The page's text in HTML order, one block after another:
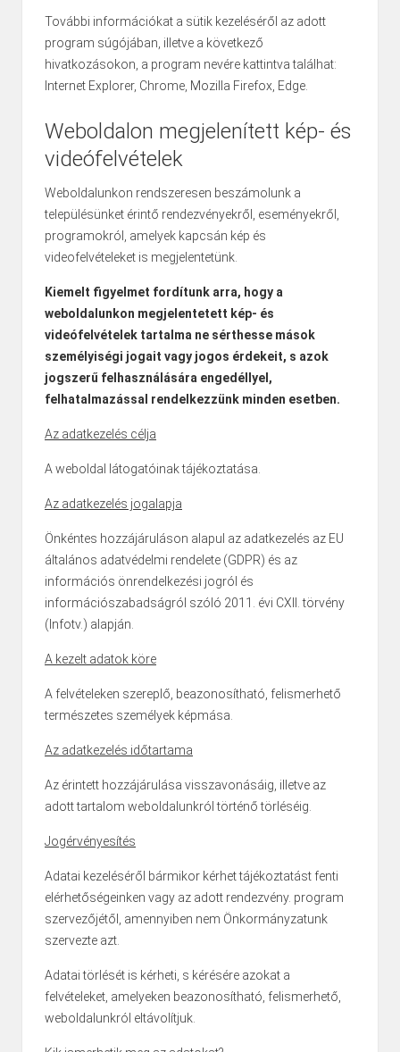
További információkat a sütik kezeléséről az adott
program súgójában, illetve a következő
hivatkozásokon, a program nevére kattintva találhat:
Internet Explorer, Chrome Mozilla Firefox Edge
Weboldalon megjelenített kép- és
videófelvételek
Weboldalunkon rendszeresen beszámolunk a
településünket érintő rendezvényekről, eseményekről,
programokról, amelyek kapcsán kép és
videofelvételeket is megjelentetünk.
Kiemelt figyelmet fordítunk arra, hogy a
weboldalunkon megjelentetett kép- és
videófelvételek tartalma ne sérthesse mások
személyiségi jogait vagy jogos érdekeit, s azok
jogszerű felhasználására engedéllyel,
felhatalmazással rendelkezzünk minden esetben.
Az adatkezelés célja
A weboldal látogatóinak tájékoztatása.
Az adatkezelés jogalapja
Önkéntes hozzájáruláson alapul az adatkezelés az EU
általános adatvédelmi rendelete (GDPR) és az
információs önrendelkezési jogról és
információszabadságról szóló 2011. évi CXII. törvény
(Infotv.) alapján.
A kezelt adatok köre
A felvételeken szereplő, beazonosítható, felismerhető
természetes személyek képmása.
Az adatkezelés időtartama
Az érintett hozzájárulása visszavonásáig, illetve az
adott tartalom weboldalunkról történő törléséig.
Jogérvényesítés
Adatai kezeléséről bármikor kérhet tájékoztatást fenti
elérhetőségeinken vagy az adott rendezvény. program
szervezőjétől, amennyiben nem Önkormányzatunk
szervezte azt.
Adatai törlését is kérheti, s kérésére azokat a
felvételeket, amelyeken beazonosítható, felismerhető,
weboldalunkról eltávolítjuk.